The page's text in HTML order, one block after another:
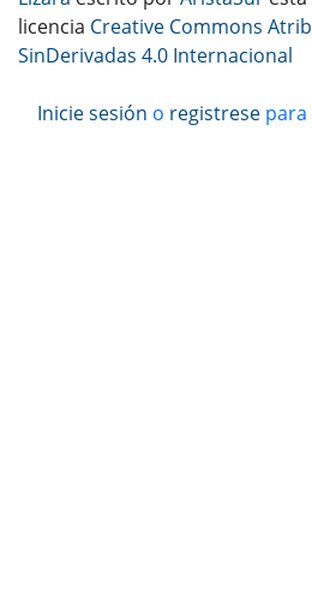
licencia Creative Commons
SinDerivadas 4.0 Internacional
Inicie sesión o registrese